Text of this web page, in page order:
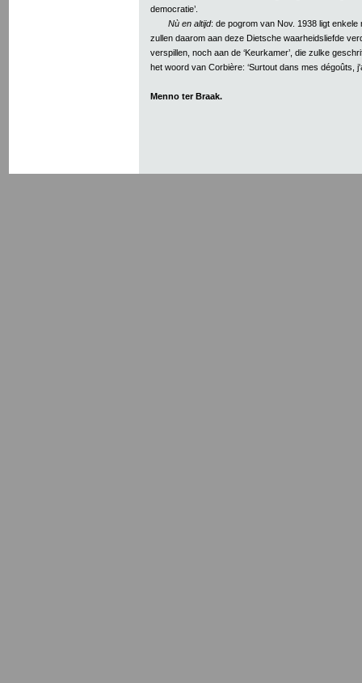
democratie’.
Nù en altijd: de pogrom van Nov. 1938 ligt enkele
zullen daarom aan deze Dietsche waarheidsliefde
verspillen, noch aan de ‘Keurkamer’, die zulke
het woord van Corbière: ‘Surtout dans mes dégoûts,
Menno ter Braak.